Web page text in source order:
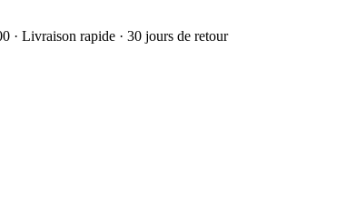
· Livraison rapide · 30 jours de retour